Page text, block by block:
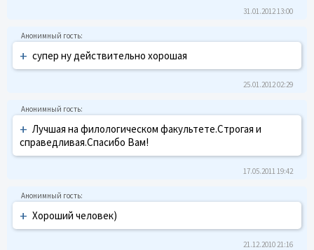
31.01.2012 13:00
+ супер ну действительно хорошая
25.01.2012 02:29
+ Лучшая на филологическом факультете.Строгая и
справедливая.Спасибо Вам!
17.05.2011 19:42
+ Хороший человек)
21.12.2010 21:16